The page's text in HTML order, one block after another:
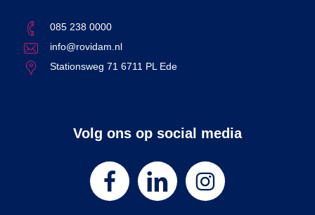
085 238 0000
info@rovidam.nl
Stationsweg 71 6711 PL Ede
Volg ons op social media